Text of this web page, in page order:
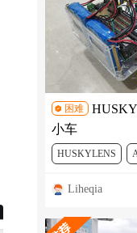
困难
小车
HUSKYLENS
机器人
DFR0165
Liheqia